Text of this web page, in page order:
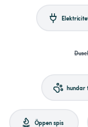
hundar
Öppen spis